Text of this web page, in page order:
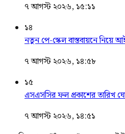
৭ আগস্ট ২০২৬, ১৫:১১
১৪
নতুন পে-স্কেল বাস্তবায়নে নিয়ে
৭ আগস্ট ২০২৬, ১৪:৫৮
১৫
এসএসসির ফল প্রকাশের তারিখ
৭ আগস্ট ২০২৬, ১৪:৫১